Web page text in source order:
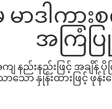
မာဒါကာ
အကြံပြု
နည်းနည်းဖြင့် အချိန်
သော နှုန်းထားဖြင့် ဖု